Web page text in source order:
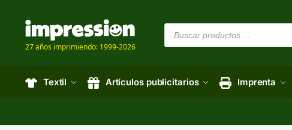
27 años imprimiendo: 1999-2026
Textil Artículos publicitarios Imprenta